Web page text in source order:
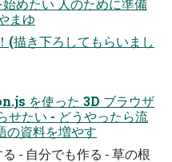
まゆ
(描き下ろしてもらいまし
を使った 3D ブラウザ
せたい - どうやったら流
の資料を増やす
- 自分でも作る - 草の根